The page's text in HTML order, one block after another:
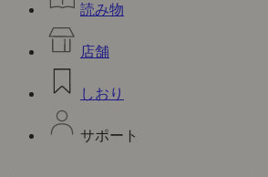
読み物
店舗
しおり
サポート